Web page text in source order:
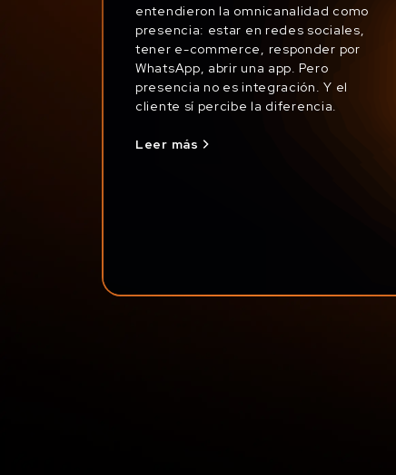
entendieron la omnicanalidad como
presencia: estar en redes sociales,
tener e-commerce, responder por
WhatsApp, abrir una app. Pero
presencia no es integración. Y el
cliente sí percibe la diferencia.
Leer más